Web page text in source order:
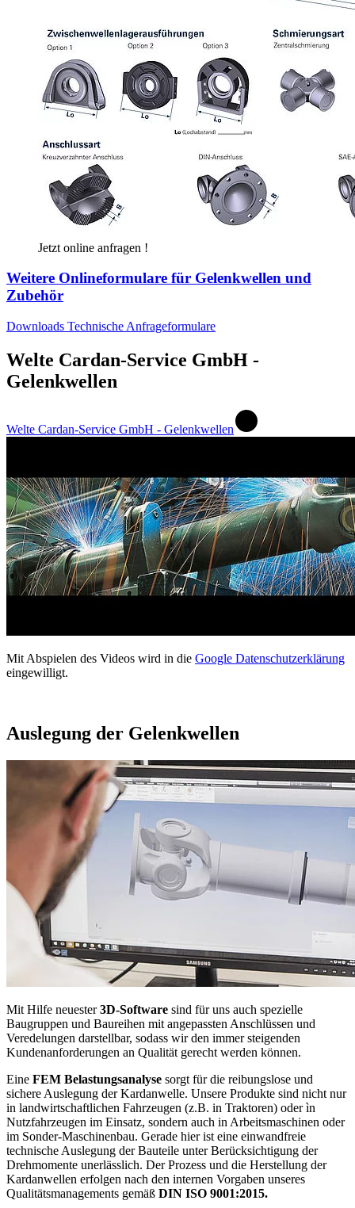
Jetzt online anfragen !
Weitere Onlineformulare für Gelenkwellen und
Zubehör
Downloads Technische Anfrageformulare
Welte Cardan-Service GmbH -
Gelenkwellen
Welte Cardan-Service GmbH - Gelenkwellen
Mit Abspielen des Videos wird in die Google Datenschutzerklärung
eingewilligt.
Auslegung der Gelenkwellen
Mit Hilfe neuester3D-Software sind für uns auch spezielle
Baugruppen und Baureihen mit angepassten Anschlüssen und
Veredelungen darstellbar, sodass wir den immer steigenden
Kundenanforderungen an Qualität gerecht werden können.
Eine FEM Belastungsanalyse sorgt für die reibungslose und
sichere Auslegung der Kardanwelle. Unsere Produkte sind nicht nur
in landwirtschaftlichen Fahrzeugen (z.B. in Traktoren) oder ìn
Nutzfahrzeugen im Einsatz, sondern auch in Arbeitsmaschinen oder
im Sonder-Maschinenbau. Gerade hier ist eine einwandfreie
technische Auslegung der Bauteile unter Berücksichtigung der
Drehmomente unerlässlich. Der Prozess und die Herstellung der
Kardanwellen erfolgen nach den internen Vorgaben unseres
Qualitätsmanagements gemäß DIN ISO 9001:2015.